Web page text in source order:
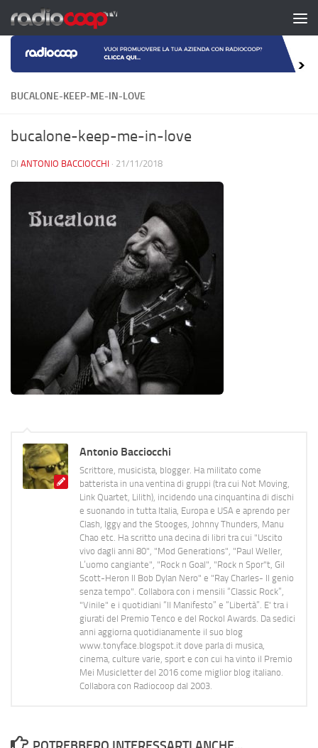
Salta al contenuto
BUCALONE-KEEP-ME-IN-LOVE
bucalone-keep-me-in-love
DI ANTONIO BACCIOCCHI · 21/11/2018
Antonio Bacciocchi
Scrittore, musicista, blogger. Ha militato come
batterista in una ventina di gruppi (tra cui Not Moving,
Link Quartet, Lilith), incidendo una cinquantina di dischi
e suonando in tutta Italia, Europa e USA e aprendo per
Clash, Iggy and the Stooges, Johnny Thunders, Manu
Chao etc. Ha scritto una decina di libri tra cui "Uscito
vivo dagli anni 80", "Mod Generations", "Paul Weller,
L’uomo cangiante", "Rock n Goal", "Rock n Spor"t, Gil
Scott-Heron Il Bob Dylan Nero" e "Ray Charles- Il genio
senza tempo". Collabora con i mensili “Classic Rock”,
"Vinile" e i quotidiani “Il Manifesto” e “Libertà”. E' tra i
giurati del Premio Tenco e del Rockol Awards. Da sedici
anni aggiorna quotidianamente il suo blog
www.tonyface.blogspot.it dove parla di musica,
cinema, culture varie, sport e con cui ha vinto il Premio
Mei Musicletter del 2016 come miglior blog italiano.
Collabora con Radiocoop dal 2003.